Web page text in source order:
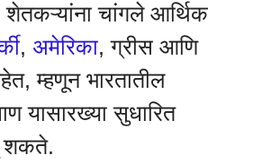
शेतकऱ्यांना चांगले आर्थिक
, अमेरिका, ग्रीस आणि
म्हणून भारतातील
यासारख्या सुधारित
शकते.